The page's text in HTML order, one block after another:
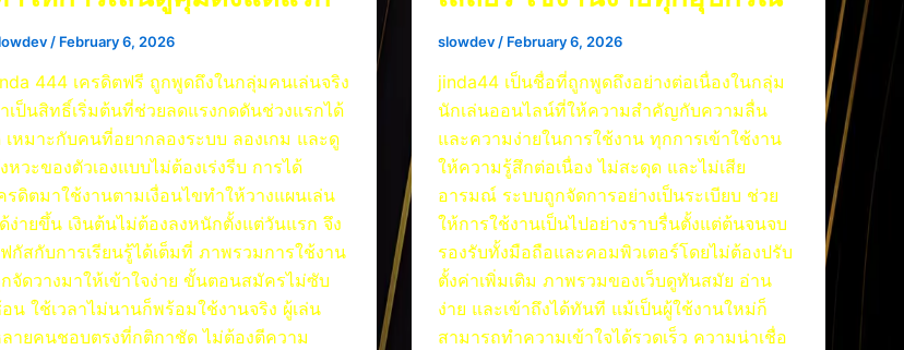
/ February 6, 2026
444 เครดิตฟรี ถูกพูดถึงในกลุ่มคนเล่นจริง
เป็นสิทธิ์เริ่มต้นที่ช่วยลดแรงกดดันช่วงแรกได้
เหมาะกับคนที่อยากลองระบบ ลองเกม และดู
หวะของตัวเองแบบไม่ต้องเร่งรีบ การได้
รดิตมาใช้งานตามเงื่อนไขทำให้วางแผนเล่น
ง่ายขึ้น เงินต้นไม่ต้องลงหนักตั้งแต่วันแรก จึง
กัสกับการเรียนรู้ได้เต็มที่ ภาพรวมการใช้งาน
จัดวางมาให้เข้าใจง่าย ขั้นตอนสมัครไม่ซับ
น ใช้เวลาไม่นานก็พร้อมใช้งานจริง ผู้เล่น
ายคนชอบตรงที่กติกาชัด ไม่ต้องตีความ
slowdev / February 6, 2026
jinda44 เป็นชื่อที่ถูกพูดถึงอย่างต่อเนื่องในกลุ่ม
นักเล่นออนไลน์ที่ให้ความสำคัญกับความลื่น
และความง่ายในการใช้งาน ทุกการเข้าใช้งาน
ให้ความรู้สึกต่อเนื่อง ไม่สะดุด และไม่เสีย
อารมณ์ ระบบถูกจัดการอย่างเป็นระเบียบ ช่วย
ให้การใช้งานเป็นไปอย่างราบรื่นตั้งแต่ต้นจนจบ
รองรับทั้งมือถือและคอมพิวเตอร์โดยไม่ต้องปรับ
ตั้งค่าเพิ่มเติม ภาพรวมของเว็บดูทันสมัย อ่าน
ง่าย และเข้าถึงได้ทันที แม้เป็นผู้ใช้งานใหม่ก็
สามารถทำความเข้าใจได้รวดเร็ว ความน่าเชื่อ